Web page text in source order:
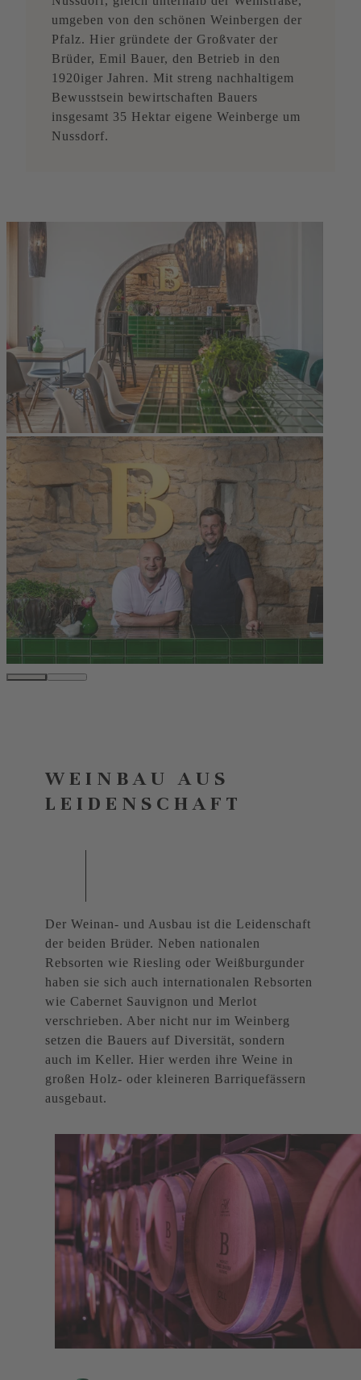
umgeben von den schönen Weinbergen der
Pfalz. Hier gründete der Großvater der
Brüder, Emil Bauer, den Betrieb in den
1920iger Jahren. Mit streng nachhaltigem
Bewusstsein bewirtschaften Bauers
insgesamt 35 Hektar eigene Weinberge um
Nussdorf.
WEINBAU AUS
LEIDENSCHAFT
Der Weinan- und Ausbau ist die Leidenschaft
der beiden Brüder. Neben nationalen
Rebsorten wie Riesling oder Weißburgunder
haben sie sich auch internationalen Rebsorten
wie Cabernet Sauvignon und Merlot
verschrieben. Aber nicht nur im Weinberg
setzen die Bauers auf Diversität, sondern
auch im Keller. Hier werden ihre Weine in
großen Holz- oder kleineren Barriquefässern
ausgebaut.